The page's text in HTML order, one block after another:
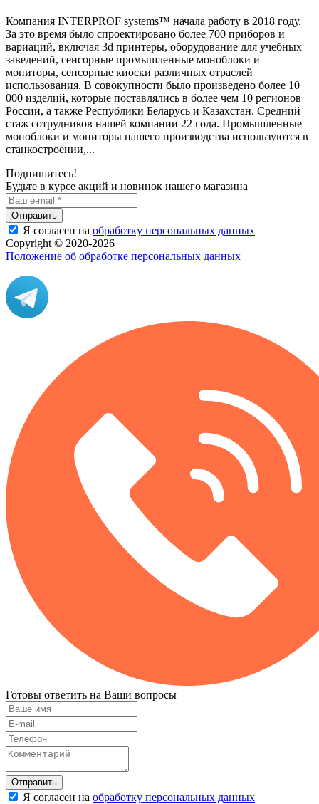
Компания INTERPROF systems™ начала работу в 2018 году.
За это время было спроектировано более 700 приборов и
вариаций, включая 3d принтеры, оборудование для учебных
заведений, сенсорные промышленные моноблоки и
мониторы, сенсорные киоски различных отраслей
использования. В совокупности было произведено более 10
000 изделий, которые поставлялись в более чем 10 регионов
России, а также Республики Беларусь и Казахстан. Средний
стаж сотрудников нашей компании 22 года. Промышленные
моноблоки и мониторы нашего производства используются в
станкостроении,...
Подпишитесь!
Будьте в курсе акций и новинок нашего магазина
Отправить
Я согласен на обработку персональных данных
Copyright © 2020-2026
Положение об обработке персональных данных
Готовы ответить на Ваши вопросы
Отправить
Я согласен на обработку персональных данных